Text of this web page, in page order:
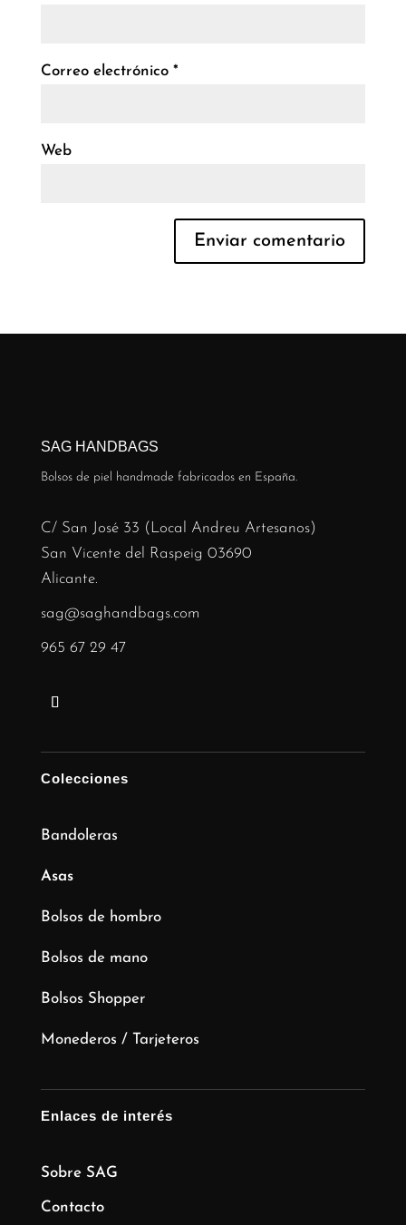
Correo electrónico *
Web
SAG HANDBAGS
Bolsos de piel handmade fabricados en España.
C/ San José 33 (Local Andreu Artesanos)
San Vicente del Raspeig 03690
Alicante.
sag@saghandbags.com
965 67 29 47
Colecciones
Bandoleras
Asas
Bolsos de hombro
Bolsos de mano
Bolsos Shopper
Monederos / Tarjeteros
Enlaces de interés
Sobre SAG
Contacto